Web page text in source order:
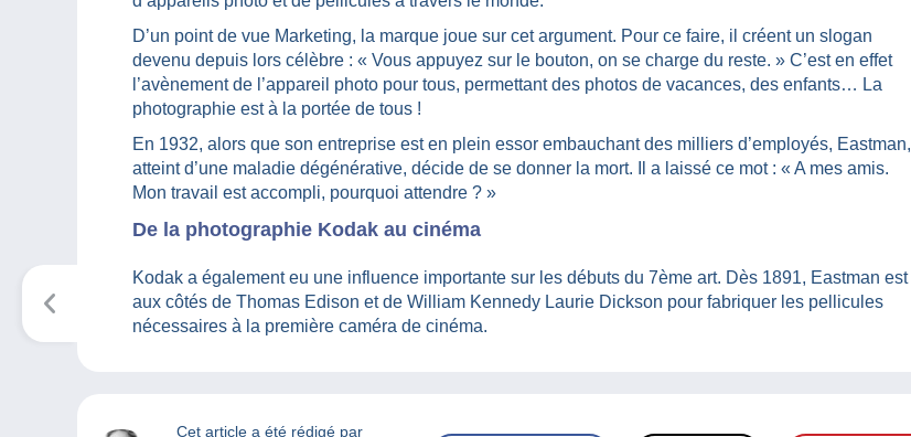
D’un point de vue Marketing, la marque joue sur cet argument. Pour ce faire, il créent un slogan
devenu depuis lors célèbre : « Vous appuyez sur le bouton, on se charge du reste. » C’est en effet
l’avènement de l’appareil photo pour tous, permettant des photos de vacances, des enfants… La
photographie est à la portée de tous !
En 1932, alors que son entreprise est en plein essor embauchant des milliers d’employés, Eastman,
atteint d’une maladie dégénérative, décide de se donner la mort. Il a laissé ce mot : « A mes amis.
Mon travail est accompli, pourquoi attendre ? »
De la photographie Kodak au cinéma
Kodak a également eu une influence importante sur les débuts du 7ème art. Dès 1891, Eastman est
aux côtés de Thomas Edison et de William Kennedy Laurie Dickson pour fabriquer les pellicules
nécessaires à la première caméra de cinéma.
Cet article a été rédigé par